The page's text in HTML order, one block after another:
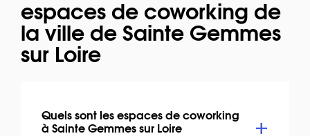
espaces de coworking de
la ville de Sainte Gemmes
sur Loire
Quels sont les espaces de coworking
à Sainte Gemmes sur Loire